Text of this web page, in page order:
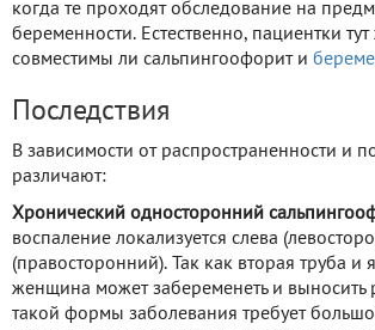
когда те проходят обследование на
беременности. Естественно, пациентки
совместимы ли сальпингоофорит и
Последствия
В зависимости от распространенности и
различают:
Хронический односторонний
воспаление локализуется слева
(правосторонний). Так как вторая труба и
женщина может забеременеть и выносить
такой формы заболевания требует